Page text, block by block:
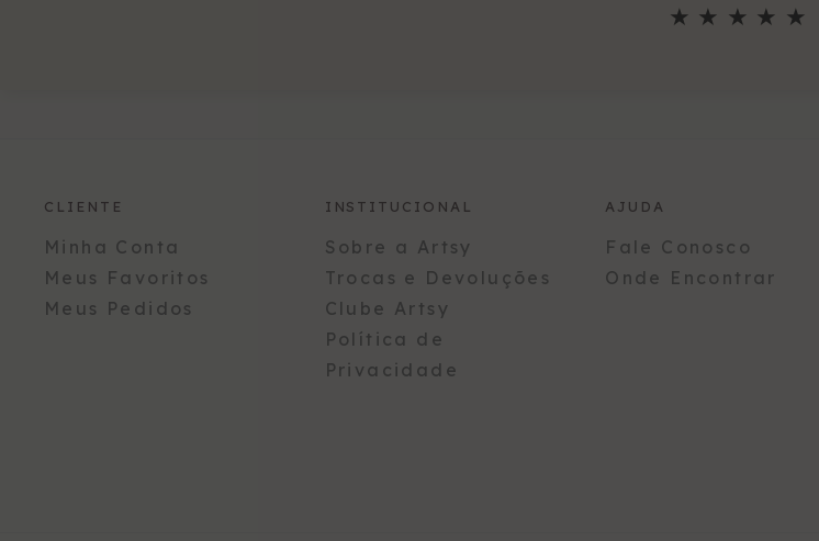
★ ★ ★ ★ ★
CLIENTE
Minha Conta
Meus Favoritos
Meus Pedidos
INSTITUCIONAL
Sobre a Artsy
Trocas e Devoluções
Clube Artsy
Política de
Privacidade
AJUDA
Fale Conosco
Onde Encontrar